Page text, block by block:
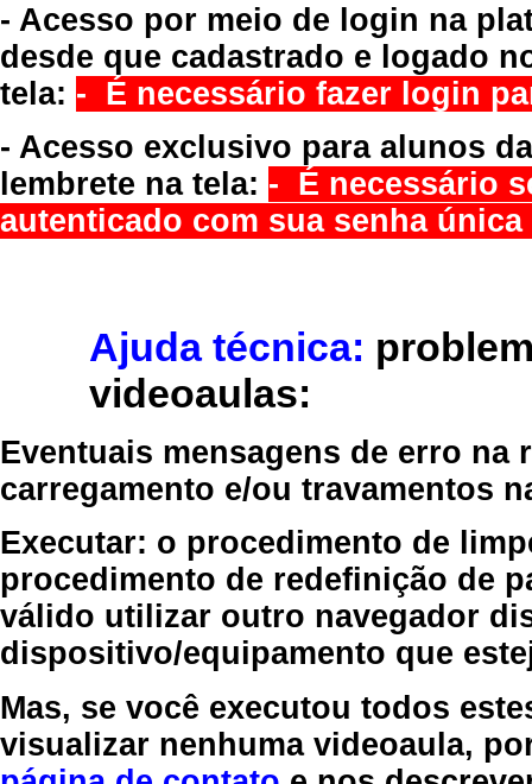
- Acesso por meio de login na
desde que cadastrado e logado
tela: - É necessário fazer login
- Acesso exclusivo para alunos
lembrete na tela: - É necessário
autenticado com sua senha
Ajuda técnica:
videoaulas:
Eventuais mensagens de erro
carregamento e/ou travamentos
Executar: o procedimento de
procedimento de redefinição de
válido utilizar outro navegador
dispositivo/equipamento que
Mas, se você executou todos
visualizar nenhuma videoaula,